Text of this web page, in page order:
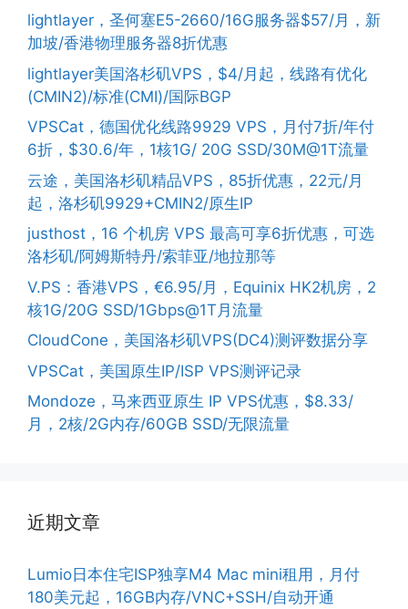
lightlayer，圣何塞E5-2660/16G服务器$57/月，新
加坡/香港物理服务器8折优惠
lightlayer美国洛杉矶VPS，$4/月起，线路有优化
(CMIN2)/标准(CMI)/国际BGP
VPSCat，德国优化线路9929 VPS，月付7折/年付
6折，$30.6/年，1核1G/ 20G SSD/30M@1T流量
云途，美国洛杉矶精品VPS，85折优惠，22元/月
起，洛杉矶9929+CMIN2/原生IP
justhost，16 个机房 VPS 最高可享6折优惠，可选
洛杉矶/阿姆斯特丹/索菲亚/地拉那等
V.PS：香港VPS，€6.95/月，Equinix HK2机房，2
核1G/20G SSD/1Gbps@1T月流量
CloudCone，美国洛杉矶VPS(DC4)测评数据分享
VPSCat，美国原生IP/ISP VPS测评记录
Mondoze，马来西亚原生 IP VPS优惠，$8.33/
月，2核/2G内存/60GB SSD/无限流量
近期文章
Lumio日本住宅ISP独享M4 Mac mini租用，月付
180美元起，16GB内存/VNC+SSH/自动开通